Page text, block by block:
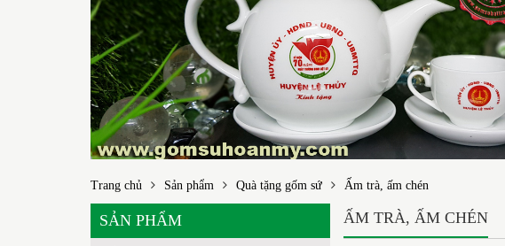
Trang chủ Sản phẩm Quà tặng gốm sứ Ấm trà, ấm chén
ẤM TRÀ, ẤM CHÉN
SẢN PHẨM